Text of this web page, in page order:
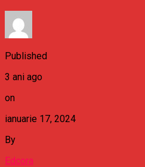
Published
3 ani ago
on
ianuarie 17, 2024
By
Edcora